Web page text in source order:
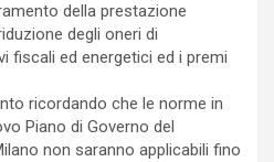
della prestazione
degli oneri di
fiscali ed energetici ed i premi
ricordando che le norme in
Piano di Governo del
non saranno applicabili fino